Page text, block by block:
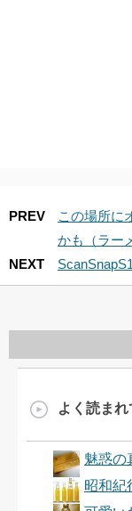
PREV
この場所に
かも（ラー
NEXT
よく読ま
魅惑の
昭和紀